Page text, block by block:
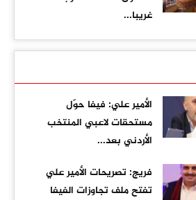
غريبا...
الأمير علي: فيفا حوّل
مستحقات لاعبي المنتخب
الأردني بعد...
فريج: تصريحات الأمير علي
تفتح ملف تجاوزات الفيفا